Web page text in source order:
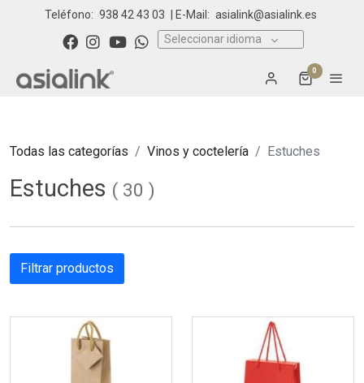
Teléfono: 938 42 43 03 | E-Mail: asialink@asialink.es
Seleccionar idioma
0
Todas las categorías Vinos y coctelería Estuches
Estuches ( 30 )
Filtrar productos